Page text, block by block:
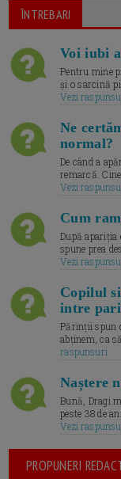
ÎNTREBARI
Voi iubi
Pentru mine
și o sarcină
Vezi
Ne
normal?
De când a
remarcă.
Vezi
Cum
După apariția
spune prea
Vezi
Copilul
intre
Părinții spun
abținem, ca
raspunsuri
Naștere
Bună, Dragi
peste 38 de
Vezi
PROPUNERI